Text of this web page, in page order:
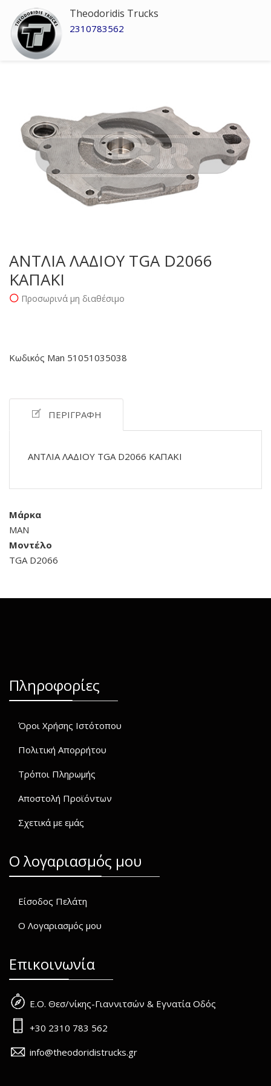
Theodoridis Trucks
2310783562
ΑΝΤΛΙΑ ΛΑΔΙΟΥ TGA D2066
ΚΑΠΑΚΙ
Προσωρινά μη διαθέσιμο
Κωδικός Man 51051035038
ΠΕΡΙΓΡΑΦΉ
ΑΝΤΛΙΑ ΛΑΔΙΟΥ TGA D2066 ΚΑΠΑΚΙ
Μάρκα
MAN
Μοντέλο
TGA D2066
Πληροφορίες
Όροι Χρήσης Ιστότοπου
Πολιτική Απορρήτου
Τρόποι Πληρωμής
Αποστολή Προϊόντων
Σχετικά με εμάς
O λογαριασμός μου
Είσοδος Πελάτη
Ο Λογαριασμός μου
Επικοινωνία
Ε.Ο. Θεσ/νίκης-Γιαννιτσών & Εγνατία Οδός
+30 2310 783 562
info@theodoridistrucks.gr